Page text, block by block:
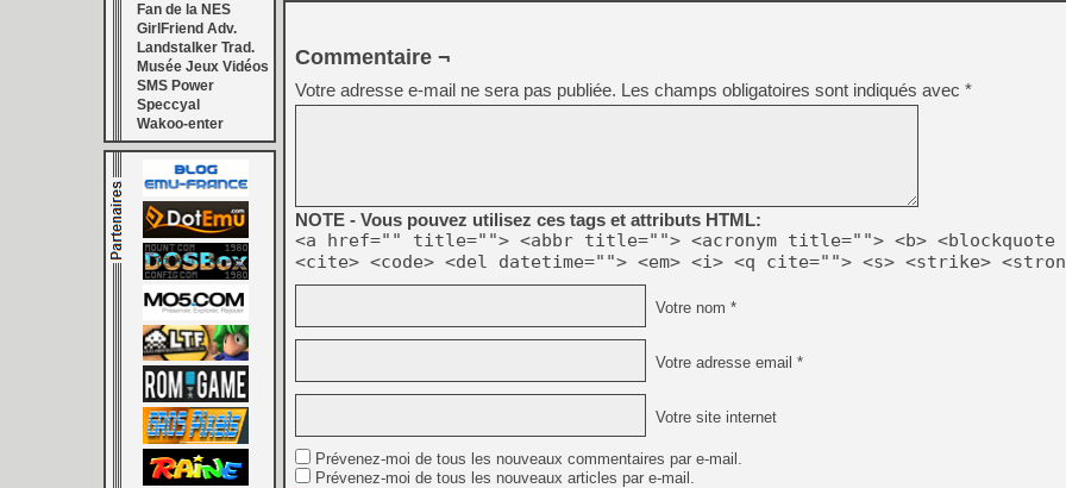
[GK] Déjà des
[Mo5] Brickboy cherche à
[GK] Minecraft et ses «
[GK] Beast of
[GK] Ubisoft : fin de partie
[GK] Mémoire cash -
[GK] Dan Houser (GTA)
[GK] Comment EA Sports
[GK] Crimson Moon : un
[GK] Isle of Reveries : le
[GK] Moonlighter 2 : The
[GK] Capcom relance
[Mo5] Deux inédits du
[GK] Le beat'em up The
[GK] Endless Legend 2 :
[LS] [PS5] Premiers
Fan de la NES
GirlFriend Adv.
Landstalker Trad.
Musée Jeux Vidéos
SMS Power
Speccyal
Wakoo-enter
Commentaire ¬
Votre adresse e-mail ne sera pas publiée. Les champs obligatoires sont indiqués avec *
NOTE - Vous pouvez utilisez ces tags et attributs HTML:
<a href="" title=""> <abbr title=""> <acronym title=""> <b> <blockquote
<cite> <code> <del datetime=""> <em> <i> <q cite=""> <s> <strike>
Votre nom *
Votre adresse email *
Votre site internet
Prévenez-moi de tous les nouveaux commentaires par e-mail.
Prévenez-moi de tous les nouveaux articles par e-mail.